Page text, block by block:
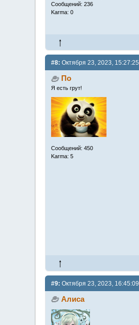
Сообщений: 236
Karma: 0
#8: Октября 23, 2023, 15:27:25
По
Я есть грут!
Сообщений: 450
Karma: 5
#9: Октября 23, 2023, 16:45:09
Алиса